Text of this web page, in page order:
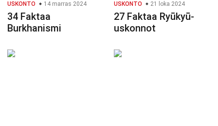
USKONTO 14 marras 2024
34 Faktaa
Burkhanismi
USKONTO 21 loka 2024
27 Faktaa Ryūkyū-
uskonnot